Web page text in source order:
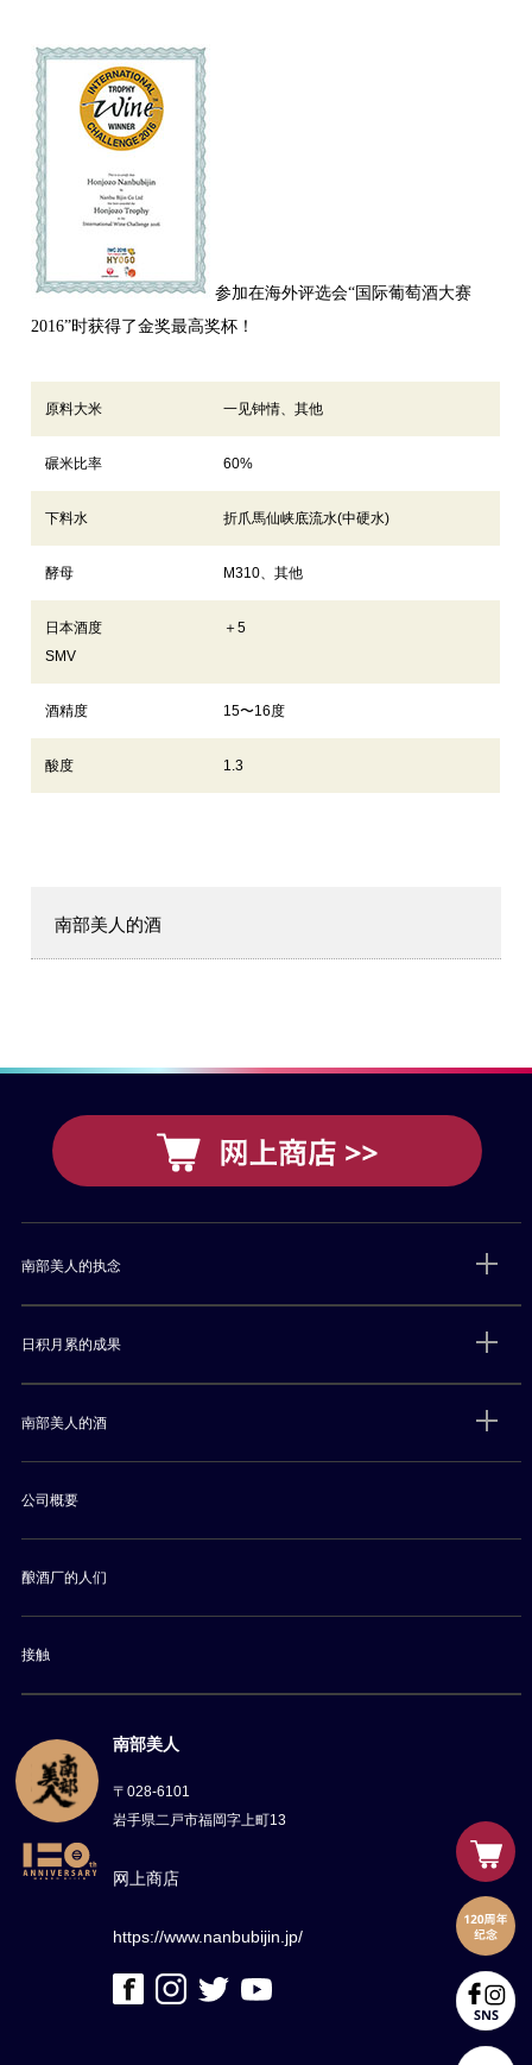
南部美人的酒
参加在海外评选会“国际葡萄酒大赛
2016”时获得了金奖最高奖杯！
原料大米 一见钟情、其他
碾米比率 60%
下料水 折爪馬仙峡底流水(中硬水)
酵母 M310、其他
日本酒度
SMV
＋5
酒精度 15〜16度
酸度 1.3
南部美人
〒028-6101
岩手県二戸市福岡字上町13
网上商店
https://www.nanbubijin.jp/
南部美人的执念
日积月累的成果
南部美人的酒
公司概要
酿酒厂的人们
接触